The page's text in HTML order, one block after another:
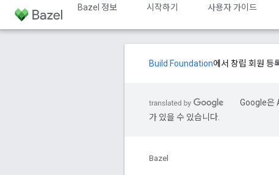
Bazel 정보 시작하기 사용자 가이드
Build Foundation에서 창립 회원 등
Google은
가 있을 수 있습니다.
Bazel